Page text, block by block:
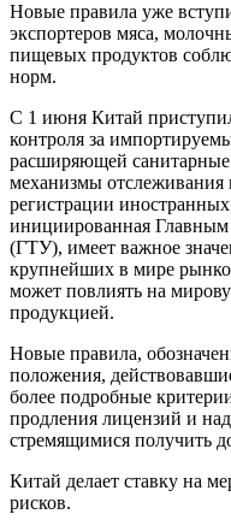
Новые правила уже
экспортеров мяса,
пищевых продуктов
норм.
С 1 июня Китай
контроля за
расширяющей
механизмы
регистрации
инициированная
(ГТУ), имеет важное
крупнейших в мире
может повлиять на
продукцией.
Новые правила,
положения,
более подробные
продления лицензий и
стремящимися получить
Китай делает ставку на
рисков.